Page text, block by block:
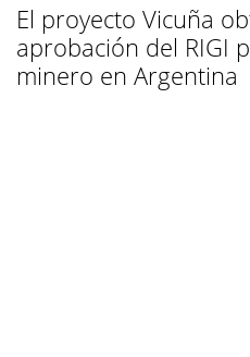
El proyecto Vicuña
aprobación del RIGI
minero en Argentina